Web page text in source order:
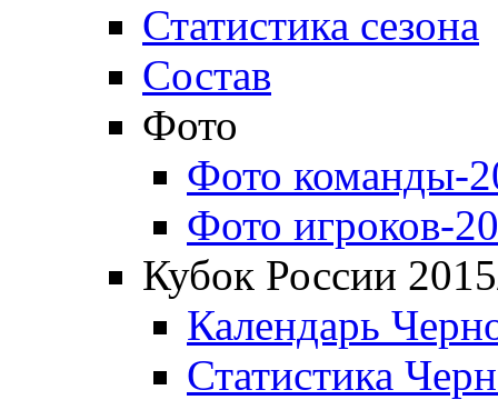
Статистика сезона
Состав
Фото
Фото команды-
Фото игроков-
Кубок России
Календарь
Статистика